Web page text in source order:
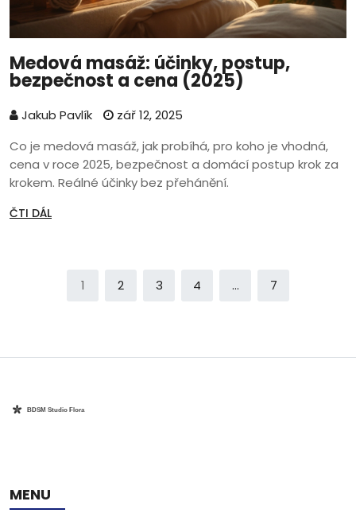
Medová masáž: účinky, postup,
bezpečnost a cena (2025)
Jakub Pavlík
zář 12, 2025
Co je medová masáž, jak probíhá, pro koho je vhodná,
cena v roce 2025, bezpečnost a domácí postup krok za
krokem. Reálné účinky bez přehánění.
ČTI DÁL
1 2 3 4 … 7
MENU